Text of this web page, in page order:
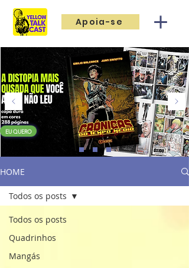
Apoia-se
EU QUERO
HOME
Todos os posts
Quadrinhos
Mangás
Todos os posts